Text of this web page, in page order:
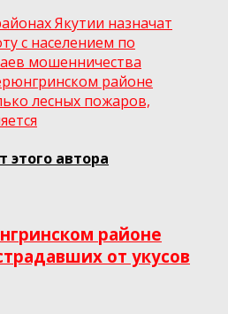
Якутии назначат
с населением по
мошенничества
районе
лесных пожаров,
этого автора
районе
от укусов